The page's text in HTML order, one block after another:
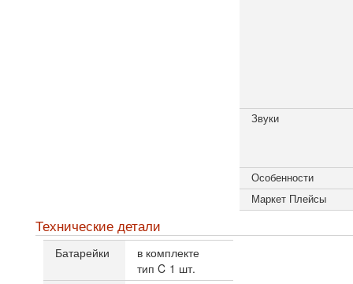
Звуки
Особенности
Маркет Плейсы
Технические детали
Батарейки
в комплекте
тип C 1 шт.